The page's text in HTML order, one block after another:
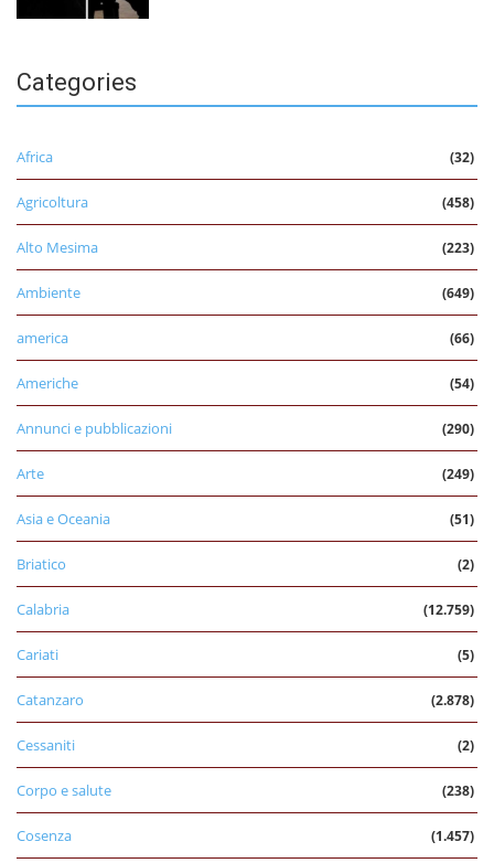
Categories
Africa (32)
Agricoltura (458)
Alto Mesima (223)
Ambiente (649)
america (66)
Americhe (54)
Annunci e pubblicazioni (290)
Arte (249)
Asia e Oceania (51)
Briatico (2)
Calabria (12.759)
Cariati (5)
Catanzaro (2.878)
Cessaniti (2)
Corpo e salute (238)
Cosenza (1.457)